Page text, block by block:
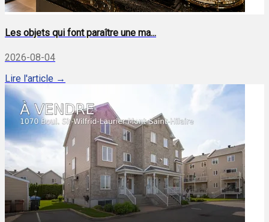
Les objets qui font paraître une ma...
2026-08-04
Lire l'article →